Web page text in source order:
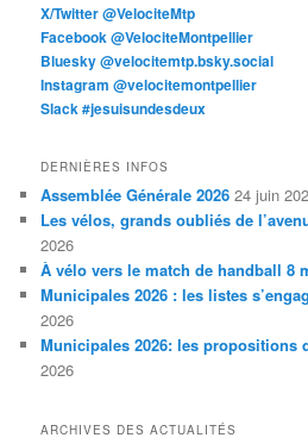
X/Twitter @VelociteMtp
Facebook @VelociteMontpellier
Bluesky @velocitemtp.bsky.social
Instagram @velocitemontpellier
Slack #jesuisundesdeux
DERNIÈRES INFOS
Assemblée Générale 2026 24 juin
Les vélos, grands oubliés de
2026
À vélo vers le match de handball 8
Municipales 2026 : les listes
2026
Municipales 2026: les propositions
2026
ARCHIVES DES ACTUALITÉS